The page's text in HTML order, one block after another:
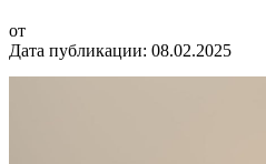
от
Дата публикации: 08.02.2025